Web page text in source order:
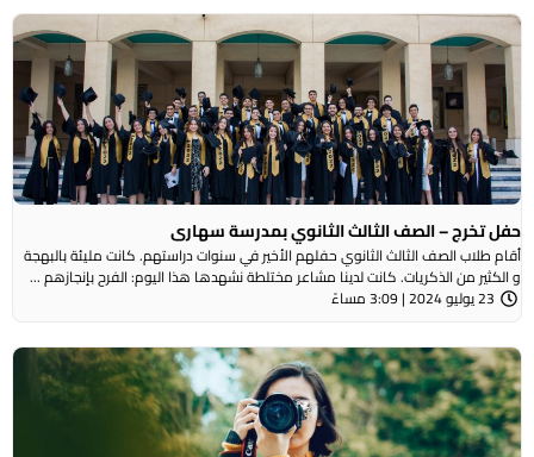
حفل تخرج – الصف الثالث الثانوي بمدرسة سهارى
أقام طلاب الصف الثالث الثانوي حفلهم الأخير في سنوات دراستهم. كانت مليئة بالبهجة
و الكثير من الذكريات. كانت لدينا مشاعر مختلطة نشهدها هذا اليوم: الفرح بإنجازهم ...
23 يوليو 2024 | 3:09 مساءً